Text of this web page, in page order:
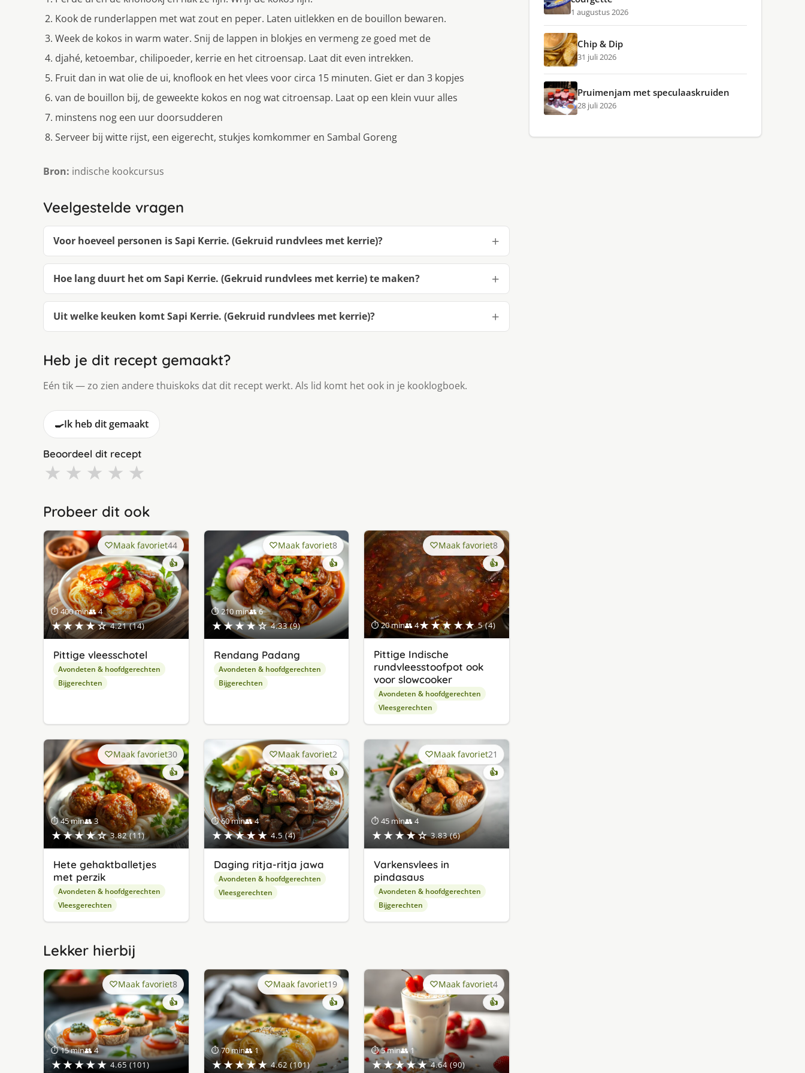
Kook de runderlappen met wat zout en peper. Laten uitlekken en de bouillon bewaren.
Week de kokos in warm water. Snij de lappen in blokjes en vermeng ze goed met de
djahé, ketoembar, chilipoeder, kerrie en het citroensap. Laat dit even intrekken.
Fruit dan in wat olie de ui, knoflook en het vlees voor circa 15 minuten. Giet er dan 3 kopjes
van de bouillon bij, de geweekte kokos en nog wat citroensap. Laat op een klein vuur alles
minstens nog een uur doorsudderen
Serveer bij witte rijst, een eigerecht, stukjes komkommer en Sambal Goreng
Bron: indische kookcursus
Veelgestelde vragen
Voor hoeveel personen is Sapi Kerrie. (Gekruid rundvlees met kerrie)?
Hoe lang duurt het om Sapi Kerrie. (Gekruid rundvlees met kerrie) te maken?
Uit welke keuken komt Sapi Kerrie. (Gekruid rundvlees met kerrie)?
Heb je dit recept gemaakt?
Eén tik — zo zien andere thuiskoks dat dit recept werkt. Als lid komt het ook in je kooklogboek.
🍳Ik heb dit gemaakt
Beoordeel dit recept
★ ★ ★ ★ ★
Probeer dit ook
⏱ 400 min👥 4
★★★★☆ 4.21 (14)
Maak favoriet44
👍
Pittige vleesschotel
Avondeten & hoofdgerechten
Bijgerechten
⏱ 210 min👥 6
★★★★☆ 4.33 (9)
Maak favoriet8
👍
Rendang Padang
Avondeten & hoofdgerechten
Bijgerechten
⏱ 20 min👥 4★★★★★ 5 (4)
Maak favoriet8
👍
Pittige Indische
rundvleesstoofpot ook
voor slowcooker
Avondeten & hoofdgerechten
Vleesgerechten
⏱ 45 min👥 3
★★★★☆ 3.82 (11)
Maak favoriet30
👍
Hete gehaktballetjes
met perzik
Avondeten & hoofdgerechten
Vleesgerechten
⏱ 60 min👥 4
★★★★★ 4.5 (4)
Maak favoriet2
👍
Daging ritja-ritja jawa
Avondeten & hoofdgerechten
Vleesgerechten
⏱ 45 min👥 4
★★★★☆ 3.83 (6)
Maak favoriet21
👍
Varkensvlees in
pindasaus
Avondeten & hoofdgerechten
Bijgerechten
Lekker hierbij
⏱ 15 min👥 4
★★★★★ 4.65 (101)
Maak favoriet8
👍
⏱ 70 min👥 1
★★★★★ 4.62 (101)
Maak favoriet19
👍
⏱ 5 min👥 1
★★★★★ 4.64 (90)
Maak favoriet4
👍
1 augustus 2026
Chip & Dip
31 juli 2026
Pruimenjam met speculaaskruiden
28 juli 2026